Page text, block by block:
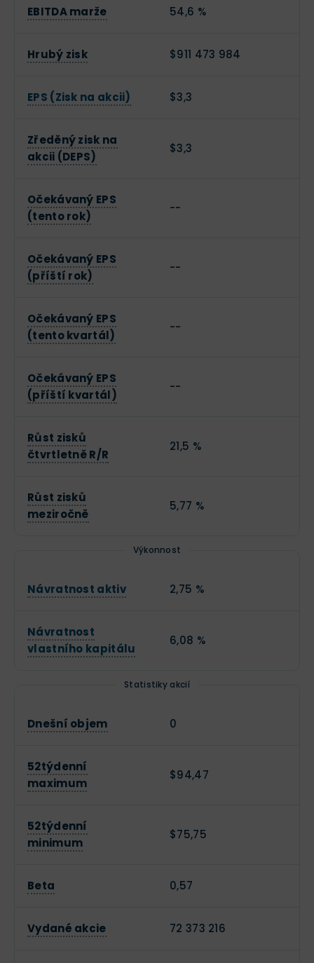
EBITDA marže 54,6 %
Hrubý zisk $911 473 984
EPS (Zisk na akcii) $3,3
Zředěný zisk na
akcii (DEPS)
$3,3
Očekávaný EPS
(tento rok)
--
Očekávaný EPS
(příští rok)
--
Očekávaný EPS
(tento kvartál)
--
Očekávaný EPS
(příští kvartál)
--
Růst zisků
čtvrtletně R/R
21,5 %
Růst zisků
meziročně
5,77 %
Výkonnost
Návratnost aktiv 2,75 %
Návratnost
vlastního kapitálu
6,08 %
Statistiky akcií
Dnešní objem 0
52týdenní
maximum
$94,47
52týdenní
minimum
$75,75
Beta 0,57
Vydané akcie 72 373 216